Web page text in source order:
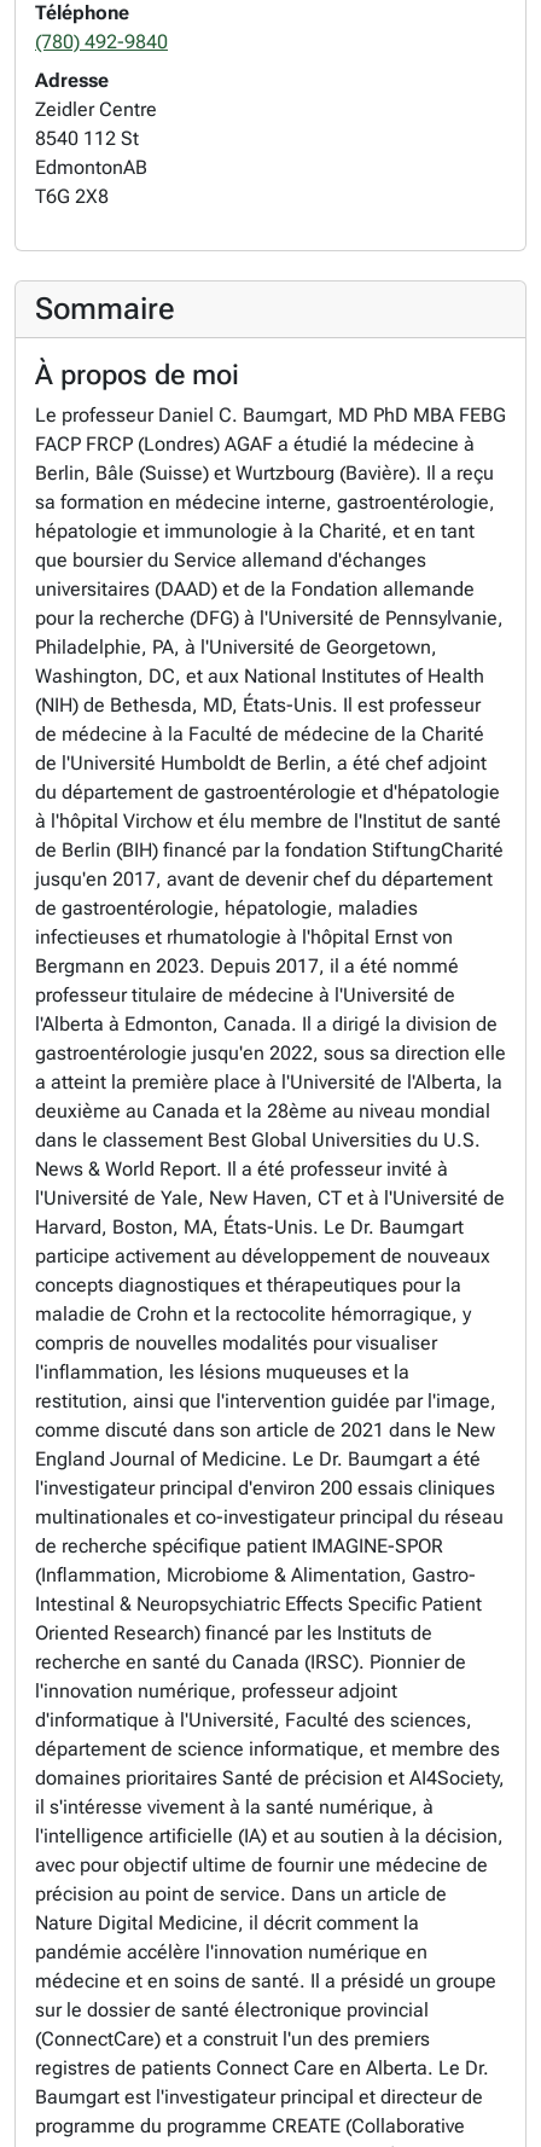
Téléphone
(780) 492-9840
Adresse
Zeidler Centre
8540 112 St
EdmontonAB
T6G 2X8
Sommaire
À propos de moi
Le professeur Daniel C. Baumgart, MD PhD MBA FEBG
FACP FRCP (Londres) AGAF a étudié la médecine à
Berlin, Bâle (Suisse) et Wurtzbourg (Bavière). Il a reçu
sa formation en médecine interne, gastroentérologie,
hépatologie et immunologie à la Charité, et en tant
que boursier du Service allemand d'échanges
universitaires (DAAD) et de la Fondation allemande
pour la recherche (DFG) à l'Université de Pennsylvanie,
Philadelphie, PA, à l'Université de Georgetown,
Washington, DC, et aux National Institutes of Health
(NIH) de Bethesda, MD, États-Unis. Il est professeur
de médecine à la Faculté de médecine de la Charité
de l'Université Humboldt de Berlin, a été chef adjoint
du département de gastroentérologie et d'hépatologie
à l'hôpital Virchow et élu membre de l'Institut de santé
de Berlin (BIH) financé par la fondation StiftungCharité
jusqu'en 2017, avant de devenir chef du département
de gastroentérologie, hépatologie, maladies
infectieuses et rhumatologie à l'hôpital Ernst von
Bergmann en 2023. Depuis 2017, il a été nommé
professeur titulaire de médecine à l'Université de
l'Alberta à Edmonton, Canada. Il a dirigé la division de
gastroentérologie jusqu'en 2022, sous sa direction elle
a atteint la première place à l'Université de l'Alberta, la
deuxième au Canada et la 28ème au niveau mondial
dans le classement Best Global Universities du U.S.
News & World Report. Il a été professeur invité à
l'Université de Yale, New Haven, CT et à l'Université de
Harvard, Boston, MA, États-Unis. Le Dr. Baumgart
participe activement au développement de nouveaux
concepts diagnostiques et thérapeutiques pour la
maladie de Crohn et la rectocolite hémorragique, y
compris de nouvelles modalités pour visualiser
l'inflammation, les lésions muqueuses et la
restitution, ainsi que l'intervention guidée par l'image,
comme discuté dans son article de 2021 dans le New
England Journal of Medicine. Le Dr. Baumgart a été
l'investigateur principal d'environ 200 essais cliniques
multinationales et co-investigateur principal du réseau
de recherche spécifique patient IMAGINE-SPOR
(Inflammation, Microbiome & Alimentation, Gastro-
Intestinal & Neuropsychiatric Effects Specific Patient
Oriented Research) financé par les Instituts de
recherche en santé du Canada (IRSC). Pionnier de
l'innovation numérique, professeur adjoint
d'informatique à l'Université, Faculté des sciences,
département de science informatique, et membre des
domaines prioritaires Santé de précision et AI4Society,
il s'intéresse vivement à la santé numérique, à
l'intelligence artificielle (IA) et au soutien à la décision,
avec pour objectif ultime de fournir une médecine de
précision au point de service. Dans un article de
Nature Digital Medicine, il décrit comment la
pandémie accélère l'innovation numérique en
médecine et en soins de santé. Il a présidé un groupe
sur le dossier de santé électronique provincial
(ConnectCare) et a construit l'un des premiers
registres de patients Connect Care en Alberta. Le Dr.
Baumgart est l'investigateur principal et directeur de
programme du programme CREATE (Collaborative